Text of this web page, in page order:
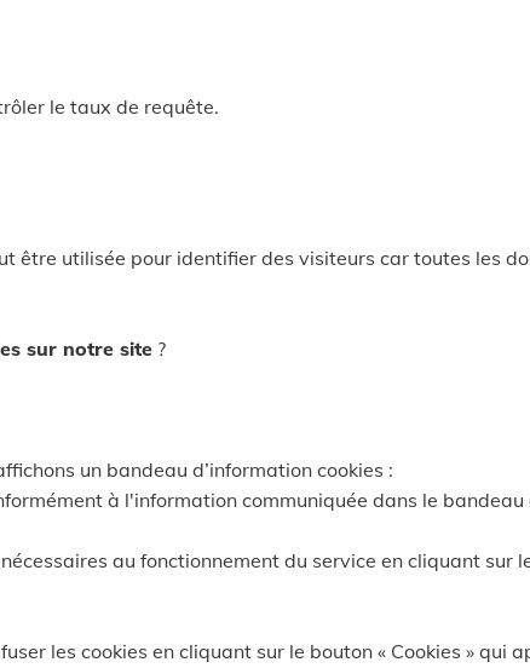
le taux de requête.
être utilisée pour identifier des visiteurs car toutes les
sur notre site ?
un bandeau d’information cookies :
à l'information communiquée dans le
au fonctionnement du service en cliquant sur
les cookies en cliquant sur le bouton « Cookies » qui